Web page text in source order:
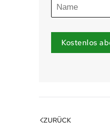
Kostenlos
ZURÜCK